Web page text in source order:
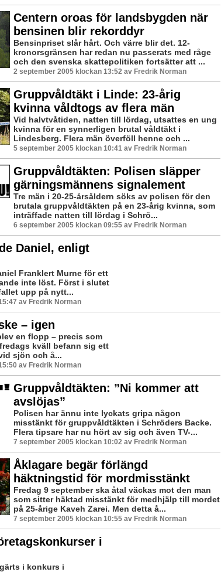
Centern oroas för landsbygden när
bensinen blir rekorddyr
Bensinpriset slår hårt. Och värre blir det. 12-
kronorsgränsen har redan nu passerats med råge
och den svenska skattepolitiken fortsätter att ...
2 september 2005 klockan 13:52 av Fredrik Norman
Gruppvåldtäkt i Linde: 23-årig
kvinna våldtogs av flera män
Vid halvtvåtiden, natten till lördag, utsattes en ung
kvinna för en synnerligen brutal våldtäkt i
Lindesberg. Flera män överföll henne och ...
5 september 2005 klockan 10:41 av Fredrik Norman
Gruppvåldtäkten: Polisen släpper
gärningsmännens signalement
Tre män i 20-25-årsåldern söks av polisen för den
brutala gruppvåldtäkten på en 23-årig kvinna, som
inträffade natten till lördag i Schrö...
6 september 2005 klockan 09:55 av Fredrik Norman
Daniel, enligt
Franklert Murne för ett
inte löst. Först i slutet
upp på nytt...
av Fredrik Norman
– igen
en flopp – precis som
kväll befann sig ett
sjön och å...
av Fredrik Norman
Gruppvåldtäkten: ”Ni kommer att
avslöjas”
Polisen har ännu inte lyckats gripa någon
misstänkt för gruppvåldtäkten i Schröders Backe.
Flera tipsare har nu hört av sig och även TV-...
7 september 2005 klockan 10:02 av Fredrik Norman
Åklagare begär förlängd
häktningstid för mordmisstänkt
Fredag 9 september ska åtal väckas mot den man
som sitter häktad misstänkt för medhjälp till mordet
på 25-årige Kaveh Zarei. Men detta å...
7 september 2005 klockan 10:55 av Fredrik Norman
i
i konkurs i